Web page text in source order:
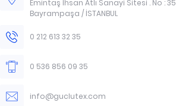
Emintaş İhsan Atlı Sanayi Sitesi . No : 35
Bayrampaşa / İSTANBUL
0 212 613 32 35
0 536 856 09 35
info@guclutex.com